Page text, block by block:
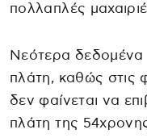
πολλαπλές
Νεότερα δεδομένα
πλάτη, καθώς στις
δεν φαίνεται να
πλάτη της